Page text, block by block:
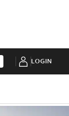
LOGIN